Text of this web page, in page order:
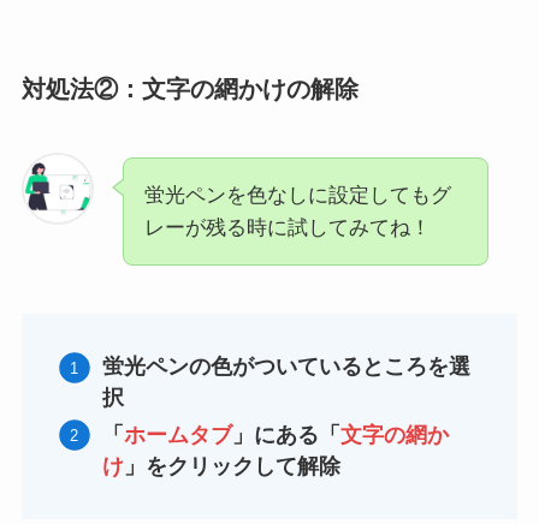
対処法②：文字の網かけの解除
蛍光ペンを色なしに設定してもグ
レーが残る時に試してみてね！
蛍光ペンの色がついているところを選
択
「ホームタブ」にある「文字の網か
け 」をクリックして解除